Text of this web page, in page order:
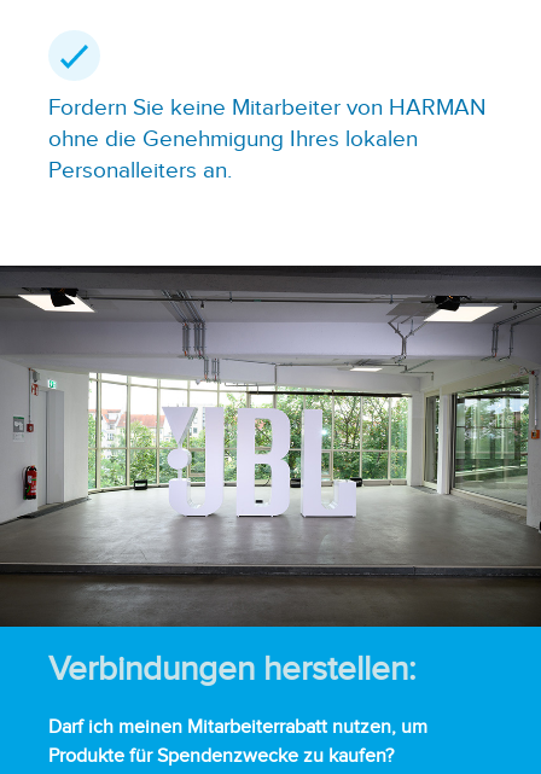
Fordern Sie keine Mitarbeiter von HARMAN
ohne die Genehmigung Ihres lokalen
Personalleiters an.
Verbindungen herstellen:
Darf ich meinen Mitarbeiterrabatt nutzen, um
Produkte für Spendenzwecke zu kaufen?